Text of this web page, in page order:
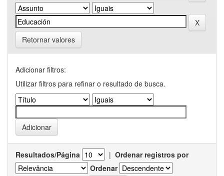
Retornar valores
Adicionar filtros:
Utilizar filtros para refinar o resultado de busca.
Resultados/Página | Ordenar registros por
Ordenar